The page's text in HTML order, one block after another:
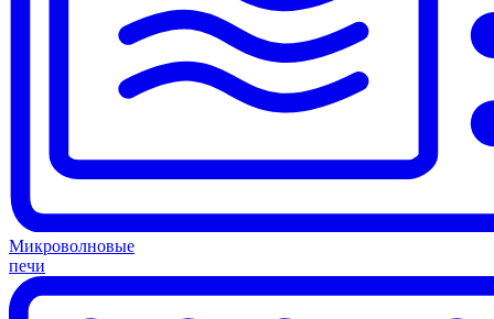
Микроволновые
печи